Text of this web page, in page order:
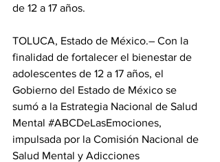
de 12 a 17 años.
TOLUCA, Estado de México.– Con la
finalidad de fortalecer el bienestar de
adolescentes de 12 a 17 años, el
Gobierno del Estado de México se
sumó a la Estrategia Nacional de Salud
Mental #ABCDeLasEmociones,
impulsada por la Comisión Nacional de
Salud Mental y Adicciones